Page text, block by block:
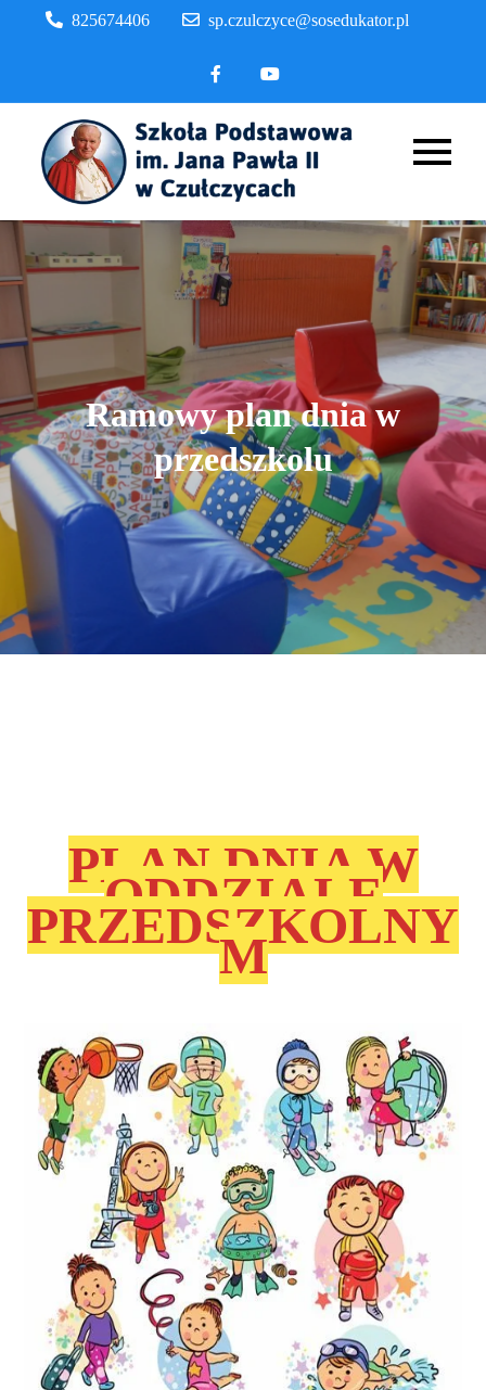
825674406 sp.czulczyce@sosedukator.pl
im. Jana
Pawła II
Ramowy plan dnia w
przedszkolu
PLAN DNIA W
ODDZIALE
PRZEDSZKOLNY
M